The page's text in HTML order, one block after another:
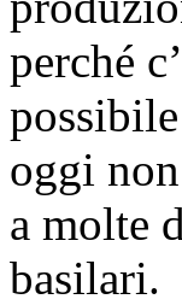
perché
oggi
a molte
basilari.